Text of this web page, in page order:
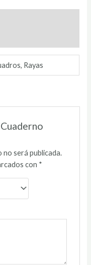
Rayas
será publicada.
con *